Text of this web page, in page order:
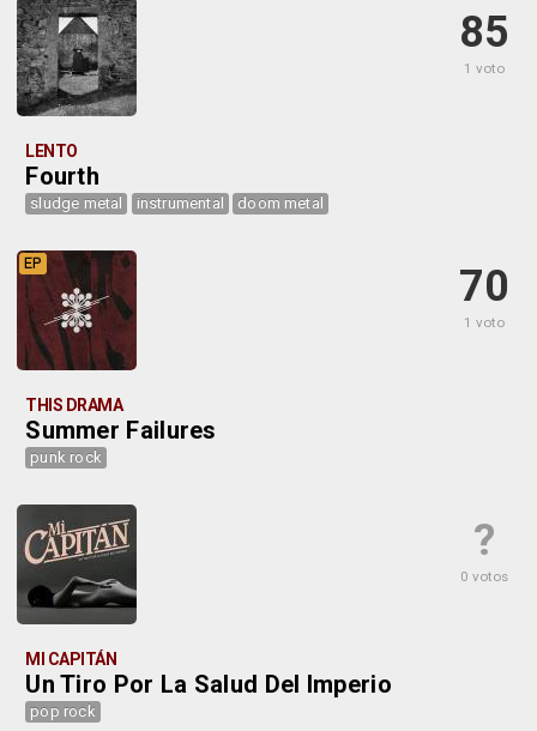
85
1 voto
LENTO
Fourth
sludge metal instrumental doom metal
70
1 voto
EP
THIS DRAMA
Summer Failures
punk rock
?
0 votos
MI CAPITÁN
Un Tiro Por La Salud Del Imperio
pop rock